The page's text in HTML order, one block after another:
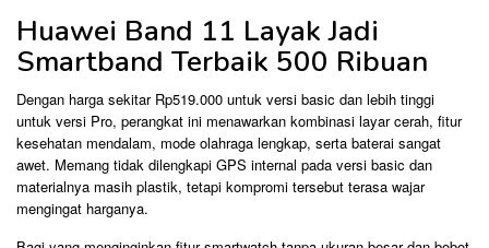
Huawei Band 11 Layak Jadi
Smartband Terbaik 500 Ribuan
Dengan harga sekitar Rp519.000 untuk versi basic dan lebih tinggi
untuk versi Pro, perangkat ini menawarkan kombinasi layar cerah, fitur
kesehatan mendalam, mode olahraga lengkap, serta baterai sangat
awet. Memang tidak dilengkapi GPS internal pada versi basic dan
materialnya masih plastik, tetapi kompromi tersebut terasa wajar
mengingat harganya.